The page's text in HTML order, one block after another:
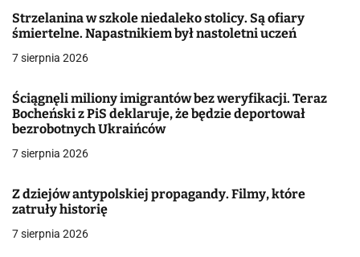
a
c
a
w
i
s
Strzelanina w szkole niedaleko stolicy. Są ofiary
śmiertelne. Napastnikiem był nastoletni uczeń
7 sierpnia 2026
Ściągnęli miliony imigrantów bez weryfikacji. Teraz
Bocheński z PiS deklaruje, że będzie deportował
bezrobotnych Ukraińców
7 sierpnia 2026
Z dziejów antypolskiej propagandy. Filmy, które
zatruły historię
7 sierpnia 2026